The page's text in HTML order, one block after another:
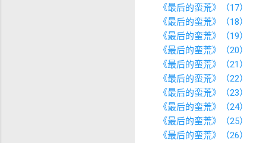
《最后的蛮荒》（17）
《最后的蛮荒》（18）
《最后的蛮荒》（19）
《最后的蛮荒》（20）
《最后的蛮荒》（21）
《最后的蛮荒》（22）
《最后的蛮荒》（23）
《最后的蛮荒》（24）
《最后的蛮荒》（25）
《最后的蛮荒》（26）